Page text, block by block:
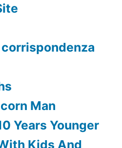
Man
Years Younger
Kids And